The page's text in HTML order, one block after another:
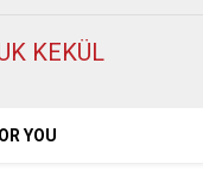
KEKÜL
YOU